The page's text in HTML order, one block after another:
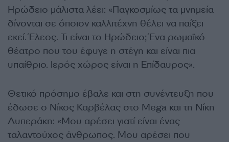
Ηρώδειο μάλιστα λέει: «Παγκοσμίως τα μνημεία
δίνονται σε όποιον καλλιτέχνη θέλει να παίξει
εκεί. Έλεος. Τι είναι το Ηρώδειο; Ένα ρωμαϊκό
θέατρο που του έφυγε η στέγη και είναι πια
υπαίθριο. Ιερός χώρος είναι η Επίδαυρος».
Θετικό πρόσημο έβαλε και στη συνέντευξη που
έδωσε ο Νίκος Καρβέλας στο Mega και τη Νίκη
Λυπεράκη: «Μου αρέσει γιατί είναι ένας
ταλαντούχος άνθρωπος. Μου αρέσει που